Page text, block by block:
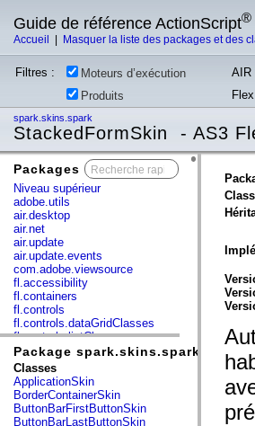
Guide de référence ActionScript®
Accueil Masquer la liste des packages et des
Filtres : Moteurs d’exécution
AIR
Produits
spark.skins.spark
StackedFormSkin - AS3
Packages
Niveau supérieur
adobe.utils
air.desktop
air.net
air.update
air.update.events
com.adobe.viewsource
fl.accessibility
fl.containers
fl.controls
fl.controls.dataGridClasses
fl.controls.listClasses
fl.controls.progressBarClasses
fl.core
fl.data
fl.display
fl.events
fl.ik
Package spark.skins.spark
Classes
ApplicationSkin
BorderContainerSkin
ButtonBarFirstButtonSkin
ButtonBarLastButtonSkin